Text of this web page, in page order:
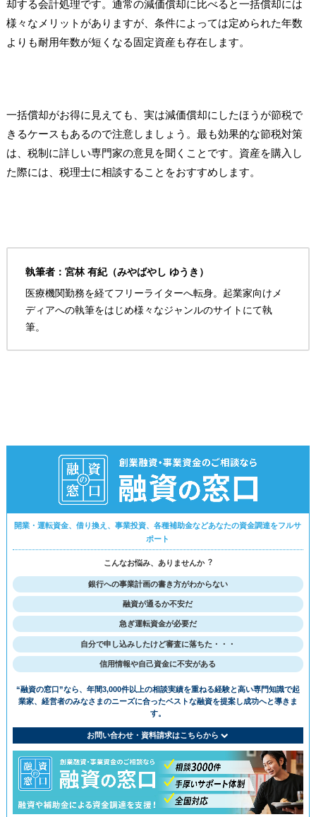
却する会計処理です。通常の減価償却に比べると一括償却には
様々なメリットがありますが、条件によっては定められた年数
よりも耐用年数が短くなる固定資産も存在します。
一括償却がお得に見えても、実は減価償却にしたほうが節税で
きるケースもあるので注意しましょう。最も効果的な節税対策
は、税制に詳しい専門家の意見を聞くことです。資産を購入し
た際には、税理士に相談することをおすすめします。
執筆者：宮林 有紀（みやばやし ゆうき）
医療機関勤務を経てフリーライターへ転身。起業家向けメ
ディアへの執筆をはじめ様々なジャンルのサイトにて執
筆。
開業・運転資金、借り換え、事業投資、各種補助金などあなたの資金調達をフルサ
ポート
こんなお悩み、ありませんか︖
銀行への事業計画の書き方がわからない
融資が通るか不安だ
急ぎ運転資金が必要だ
⾃分で申し込みしたけど審査に落ちた・・・
信用情報や自己資金に不安がある
“融資の窓⼝”なら、年間3,000件以上の相談実績を重ねる経験と⾼い専⾨知識で起
業家、経営者のみなさまのニーズに合ったベストな融資を提案し成功へと導きま
す。
お問い合わせ・資料請求はこちらから